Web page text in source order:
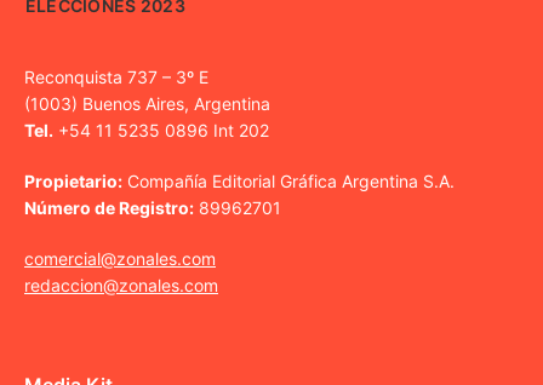
ELECCIONES 2023
Reconquista 737 – 3º E
(1003) Buenos Aires, Argentina
Tel. +54 11 5235 0896 Int 202
Propietario: Compañía Editorial Gráfica Argentina S.A.
Número de Registro: 89962701
comercial@zonales.com
redaccion@zonales.com